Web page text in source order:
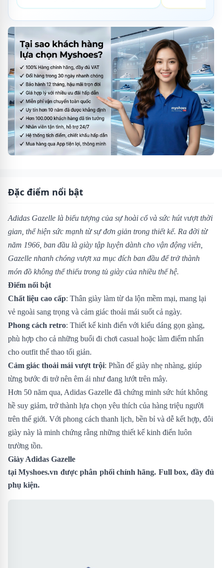
Đặc điểm nổi bật
Adidas Gazelle là biểu tượng của sự hoài cổ và sức hút vượt thời
gian, thể hiện sức mạnh từ sự đơn giản trong thiết kế. Ra đời từ
năm 1966, ban đầu là giày tập luyện dành cho vận động viên,
Gazelle nhanh chóng vượt xa mục đích ban đầu để trở thành
món đồ không thể thiếu trong tủ giày của nhiều thế hệ.
Điểm nổi bật
Chất liệu cao cấp: Thân giày làm từ da lộn mềm mại, mang lại
vẻ ngoài sang trọng và cảm giác thoải mái suốt cả ngày.
Phong cách retro: Thiết kế kinh điển với kiểu dáng gọn gàng,
phù hợp cho cả những buổi đi chơi casual hoặc làm điểm nhấn
cho outfit thể thao tối giản.
Cảm giác thoải mái vượt trội: Phần đế giày nhẹ nhàng, giúp
từng bước đi trở nên êm ái như đang lướt trên mây.
Hơn 50 năm qua, Adidas Gazelle đã chứng minh sức hút không
hề suy giảm, trở thành lựa chọn yêu thích của hàng triệu người
trên thế giới. Với phong cách thanh lịch, bền bỉ và dễ kết hợp, đôi
giày này là minh chứng rằng những thiết kế kinh điển luôn
trường tồn.
Giày Adidas Gazelle
tạiMyshoes.vn được phân phối chính hãng. Full box, đầy đủ
phụ kiện.